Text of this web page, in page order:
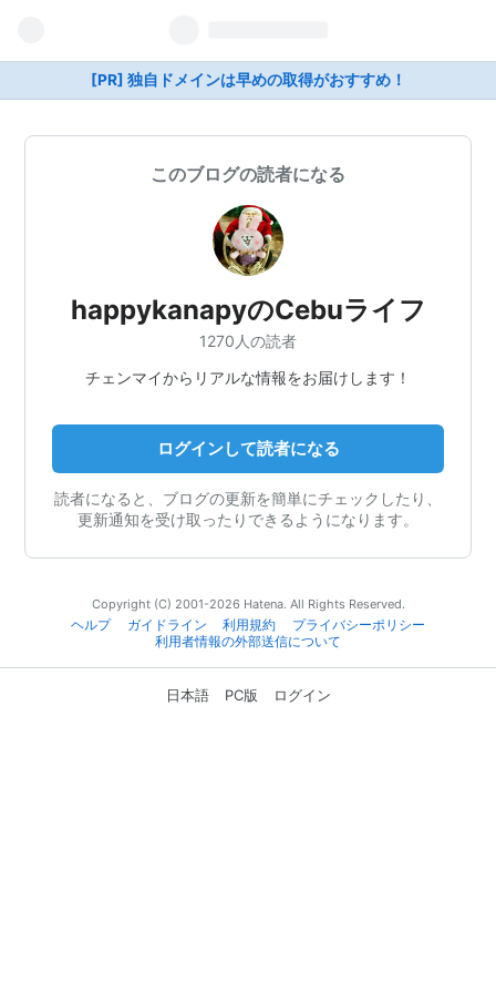
[PR] 独自ドメインは早めの取得がおすすめ！
このブログの読者になる
happykanapyのCebuライフ
1270人の読者
チェンマイからリアルな情報をお届けします！
ログインして読者になる
読者になると、ブログの更新を簡単にチェックしたり、
更新通知を受け取ったりできるようになります。
Copyright (C) 2001-2026 Hatena. All Rights Reserved.
ヘルプ
ガイドライン 利用規約
プライバシーポリシー
利用者情報の外部送信について
日本語 PC版 ログイン